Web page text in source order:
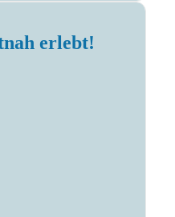
erlebt!